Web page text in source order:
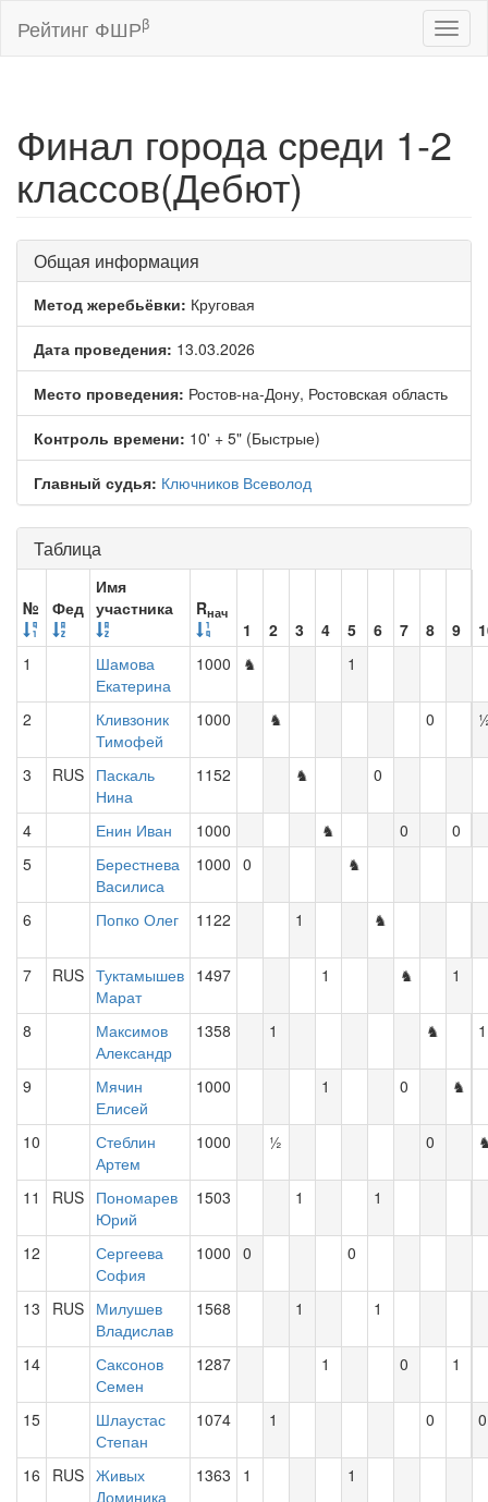
Рейтинг ФШРβ
Финал города среди 1-2
классов(Дебют)
Общая информация
Метод жеребьёвки: Круговая
Дата проведения: 13.03.2026
Место проведения: Ростов-на-Дону, Ростовская область
Контроль времени: 10' + 5" (Быстрые)
Главный судья: Ключников Всеволод
Таблица
№ Фед
Имя
участника
Rнач
1 2 3 4 5 6 7 8 9
1
Шамова
Екатерина
1000 ♞ 1
2
Кливзоник
Тимофей
1000 ♞ 0
3 RUS Паскаль
Нина
1152 ♞ 0
4 Енин Иван 1000 ♞ 0
0
5
Берестнева
Василиса
1000 0 ♞
6 Попко Олег 1122 1 ♞
7 RUS Туктамышев
Марат
1497 1 ♞ 1
8
Максимов
Александр
1358 1 ♞ 1
9
Мячин
Елисей
1000 1 0 ♞
10
Стеблин
Артем
1000 ½ 0
11 RUS Пономарев
Юрий
1503 1 1
12
Сергеева
София
1000 0 0
13 RUS Милушев
Владислав
1568 1 1
14
Саксонов
Семен
1287 1 0 1
15
Шлаустас
Степан
1074 1 0 0
16 RUS Живых
Доминика
1363 1 1